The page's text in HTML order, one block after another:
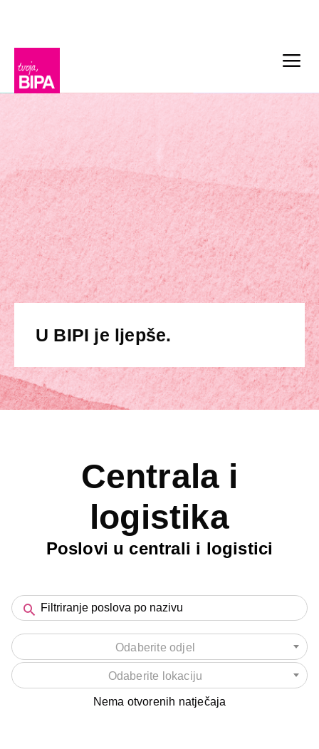
U BIPI je ljepše.
Centrala i
logistika
Poslovi u centrali i logistici
Odaberite odjel
Odaberite lokaciju
Nema otvorenih natječaja